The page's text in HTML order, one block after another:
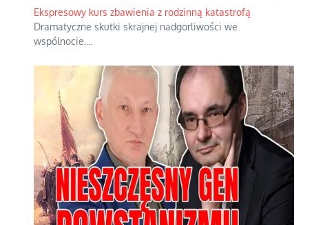
Ekspresowy kurs zbawienia z rodzinną katastrofą
Dramatyczne skutki skrajnej nadgorliwości we
wspólnocie.